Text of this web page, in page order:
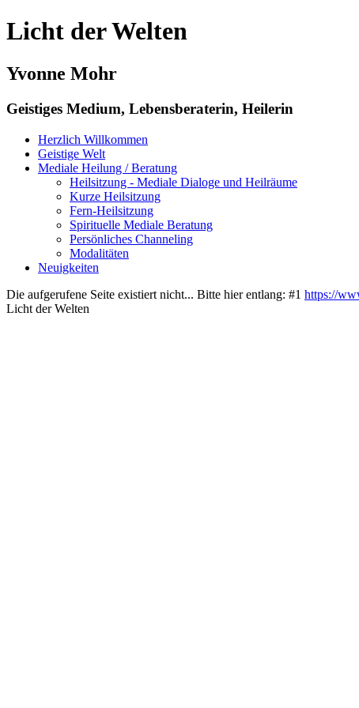
Licht der Welten
Yvonne Mohr
Geistiges Medium, Lebensberaterin, Heilerin
Herzlich Willkommen
Geistige Welt
Mediale Heilung / Beratung
Heilsitzung - Mediale Dialoge und Heilräume
Kurze Heilsitzung
Fern-Heilsitzung
Spirituelle Mediale Beratung
Persönliches Channeling
Modalitäten
Neuigkeiten
Die aufgerufene Seite existiert nicht... Bitte hier entlang: #1 https://
Licht der Welten